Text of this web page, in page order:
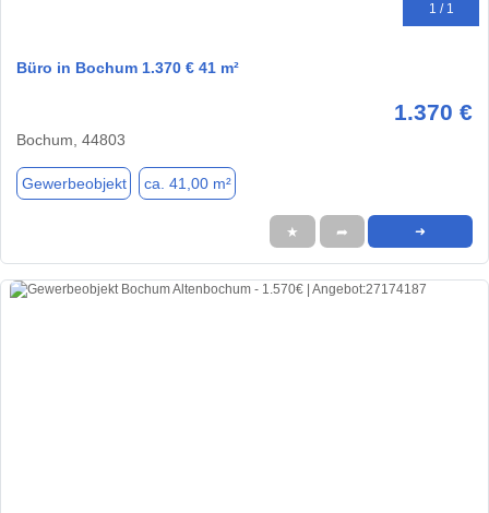
1 / 1
Büro in Bochum 1.370 € 41 m²
1.370 €
Bochum, 44803
Gewerbeobjekt ca. 41,00 m²
★ ➦ ➜